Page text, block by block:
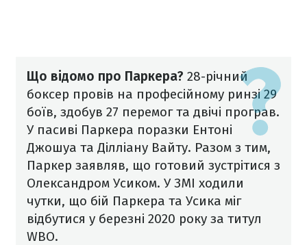
Що відомо про Паркера? 28-річний
боксер провів на професійному ринзі 29
боїв, здобув 27 перемог та двічі програв.
У пасиві Паркера поразки Ентоні
Джошуа та Ділліану Вайту. Разом з тим,
Паркер заявляв, що готовий зустрітися з
Олександром Усиком. У ЗМІ ходили
чутки, що бій Паркера та Усика міг
відбутися у березні 2020 року за титул
WBO.